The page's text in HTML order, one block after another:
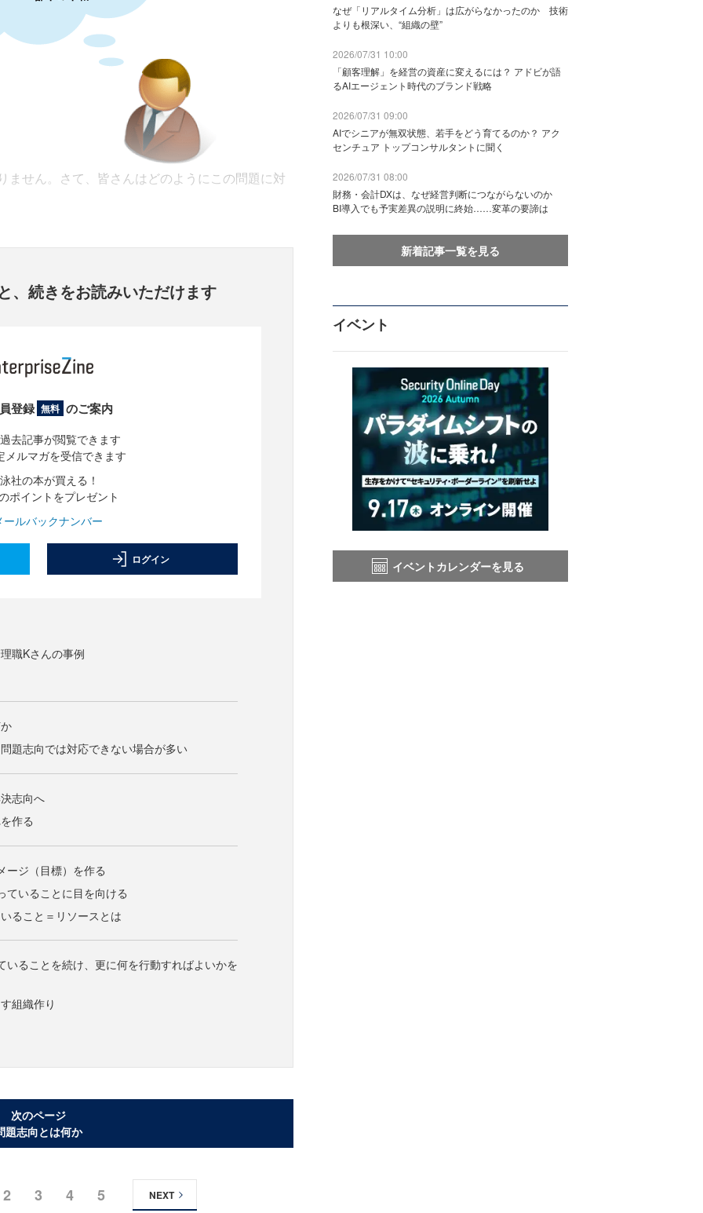
せん。さて、皆さんはどのようにこの問題に対
、続きをお読みいただけます
登録 無料 のご案内
去記事が閲覧できます
メルマガを受信できます
社の本が買える！
ポイントをプレゼント
ールバックナンバー
ログイン
職Kさんの事例
題志向では対応できない場合が多い
志向へ
作る
ージ（目標）を作る
ていることに目を向ける
ること＝リソースとは
いることを続け、更に何を行動すればよいかを
組織作り
次のページ
題志向とは何か
2 3 4 5 NEXT
なぜ「リアルタイム分析」は広がらなかったのか 技術
よりも根深い、“組織の壁”
2026/07/31 10:00
「顧客理解」を経営の資産に変えるには？ アドビが語
るAIエージェント時代のブランド戦略
2026/07/31 09:00
AIでシニアが無双状態、若手をどう育てるのか？ アク
センチュア トップコンサルタントに聞く
2026/07/31 08:00
財務・会計DXは、なぜ経営判断につながらないのか
BI導入でも予実差異の説明に終始……変革の要諦は
新着記事一覧を見る
イベント
イベントカレンダーを見る